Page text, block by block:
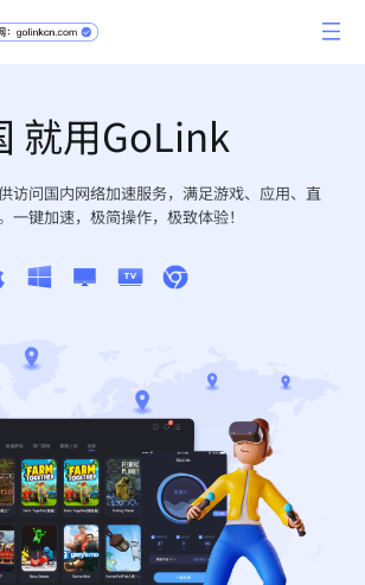
就用GoLink
访问国内网络加速服务，满足游戏、应用、直
一键加速，极简操作，极致体验！